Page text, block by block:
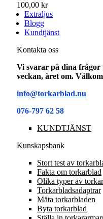
100,00 kr
Extraljus
Blogg
Kundtjänst
Kontakta oss
Vi svarar på dina frågor
veckan, året om.
info@torkarblad.nu
076-797 62 58
KUNDTJÄNST
Kunskapsbank
Stort test av
Fakta om torkarblad
Olika typer av
Torkarbladsadaptrar
Mäta torkarbladen
Byta torkarblad